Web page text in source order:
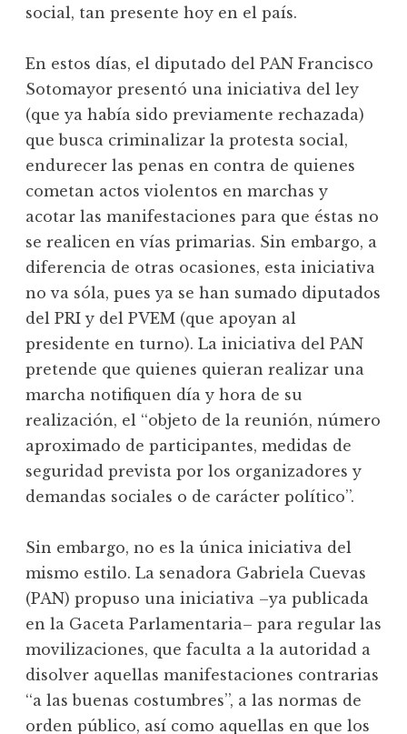
social, tan presente hoy en el país.
En estos días, el diputado del PAN Francisco
Sotomayor presentó una iniciativa del ley
(que ya había sido previamente rechazada)
que busca criminalizar la protesta social,
endurecer las penas en contra de quienes
cometan actos violentos en marchas y
acotar las manifestaciones para que éstas no
se realicen en vías primarias. Sin embargo, a
diferencia de otras ocasiones, esta iniciativa
no va sóla, pues ya se han sumado diputados
del PRI y del PVEM (que apoyan al
presidente en turno). La iniciativa del PAN
pretende que quienes quieran realizar una
marcha notifiquen día y hora de su
realización, el ‘‘objeto de la reunión, número
aproximado de participantes, medidas de
seguridad prevista por los organizadores y
demandas sociales o de carácter político’’.
Sin embargo, no es la única iniciativa del
mismo estilo. La senadora Gabriela Cuevas
(PAN) propuso una iniciativa –ya publicada
en la Gaceta Parlamentaria– para regular las
movilizaciones, que faculta a la autoridad a
disolver aquellas manifestaciones contrarias
‘‘a las buenas costumbres’’, a las normas de
orden público, así como aquellas en que los